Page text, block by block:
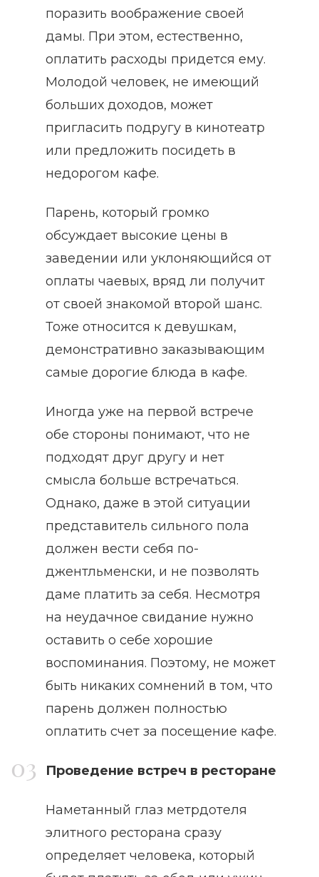
поразить воображение своей
дамы. При этом, естественно,
оплатить расходы придется ему.
Молодой человек, не имеющий
больших доходов, может
пригласить подругу в кинотеатр
или предложить посидеть в
недорогом кафе.
Парень, который громко
обсуждает высокие цены в
заведении или уклоняющийся от
оплаты чаевых, вряд ли получит
от своей знакомой второй шанс.
Тоже относится к девушкам,
демонстративно заказывающим
самые дорогие блюда в кафе.
Иногда уже на первой встрече
обе стороны понимают, что не
подходят друг другу и нет
смысла больше встречаться.
Однако, даже в этой ситуации
представитель сильного пола
должен вести себя по-
джентльменски, и не позволять
даме платить за себя. Несмотря
на неудачное свидание нужно
оставить о себе хорошие
воспоминания. Поэтому, не может
быть никаких сомнений в том, что
парень должен полностью
оплатить счет за посещение кафе.
Проведение встреч в ресторане
Наметанный глаз метрдотеля
элитного ресторана сразу
определяет человека, который